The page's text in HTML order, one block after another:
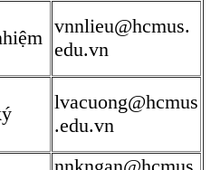
Chủ tịch
hội đồng
phản biện
Ủy viên
phản biện